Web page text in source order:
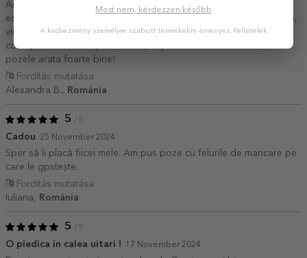
Am facut comanda in jurul orei 14 si am primit e-mail la ora 16 ca
este finalizata si pregatita pentru curier. Miercuri am pus comanda,
vineri am primit coletul. Ceasul, fiind de sticla, a fost ambalat
corespunzator si a ajuns intact :). Imprimarea e de calitate, toate
pozele arata foarte bine!
Fordítás mutatása
Alexandra B.,
Románia
5 / 5
Cadou 25 November 2024
Sper să îi placă fiicei mele. Am pus poze cu felurile de mancare pe
care le gpstește.
Fordítás mutatása
Iuliana,
Románia
5 / 5
O piedica in calea uitari ! 17 November 2024
Most nem, kérdezzen később
A kedvezmény személyre szabott termékekre érvényes. Feltételek